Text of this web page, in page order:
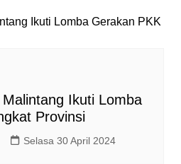
Ikuti Lomba
Provinsi
Selasa 30 April 2024